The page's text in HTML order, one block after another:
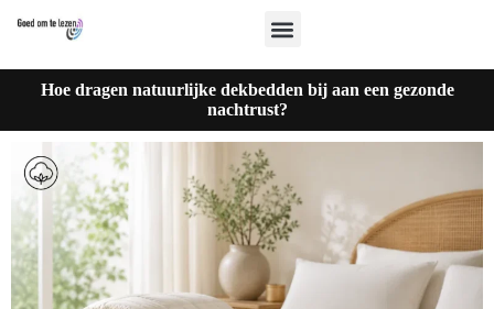
Hoe dragen natuurlijke dekbedden bij aan een gezonde
nachtrust?